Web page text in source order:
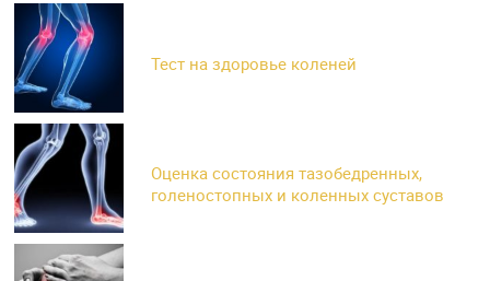
Тест на здоровье коленей
Оценка состояния тазобедренных,
голеностопных и коленных суставов